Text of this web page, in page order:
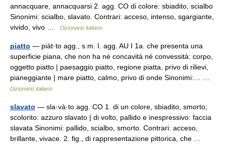
annacquare, annacquarsi 2. agg. CO di colore: sbiadito, scialbo
Sinonimi: scialbo, slavato. Contrari: acceso, intenso, sgargiante,
vivido, vivo …
Dizionario italiano
piatto — piàt·to agg., s.m. I. agg. AU I 1a. che presenta una
superficie piana, che non ha né concavità né convessità: corpo,
oggetto piatto | paesaggio piatto, regione piatta, privo di rilievi,
pianeggiante | mare piatto, calmo, privo di onde Sinonimi:… …
Dizionario italiano
slavato — sla·và·to agg. CO 1. di un colore, sbiadito, smorto;
scolorito: azzuro slavato | di volto, pallido e inespressivo: faccia
slavata Sinonimi: pallido, scialbo, smorto. Contrari: acceso,
brillante, vivace. 2. fig., di rappresentazione pittorica, che …